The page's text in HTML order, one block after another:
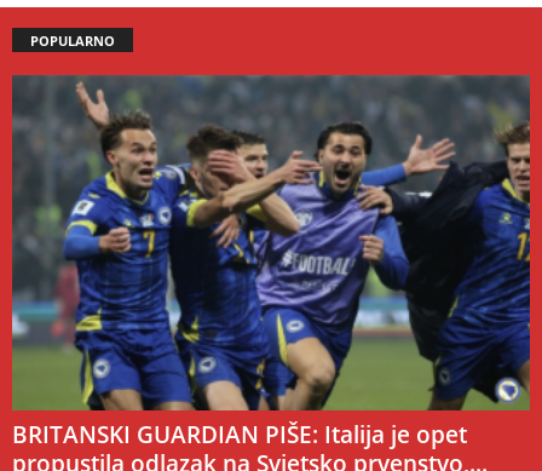
POPULARNO
BRITANSKI GUARDIAN PIŠE: Italija je opet
propustila odlazak na Svjetsko prvenstvo,...